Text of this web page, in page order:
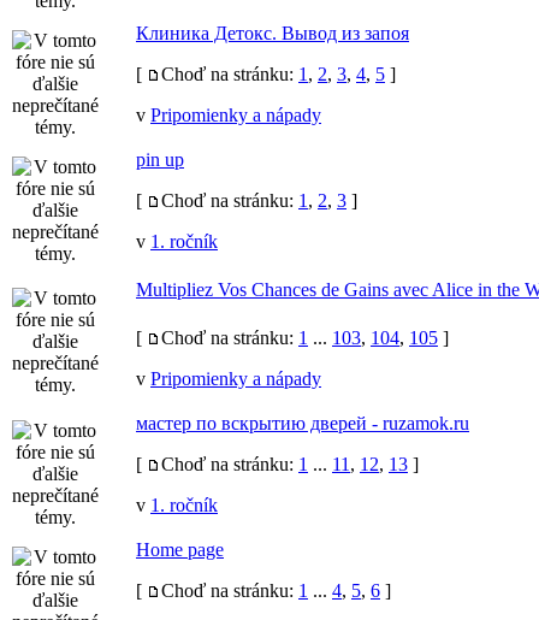
Клиника Детокс. Вывод из запоя
[
Choď na stránku: 1 , 2, 3, 4, 5 ]
v Pripomienky a nápady
pin up
[
Choď na stránku: 1 , 2, 3 ]
v 1. ročník
Multipliez Vos Chances de Gains avec Alice in the
[ Choď na stránku: 1 ... 103, 104, 105 ]
v Pripomienky a nápady
мастер по вскрытию дверей - ruzamok.ru
[
Choď na stránku: 1 ... 11 , 12, 13 ]
v 1. ročník
Home page
[
Choď na stránku: 1 ... 4, 5, 6 ]